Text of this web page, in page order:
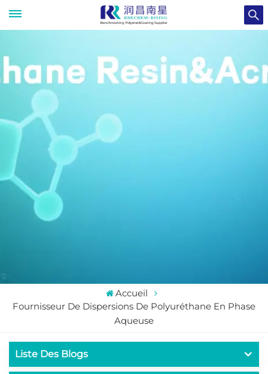
Accueil
Fournisseur De Dispersions De Polyuréthane En Phase
Aqueuse
Liste Des Blogs